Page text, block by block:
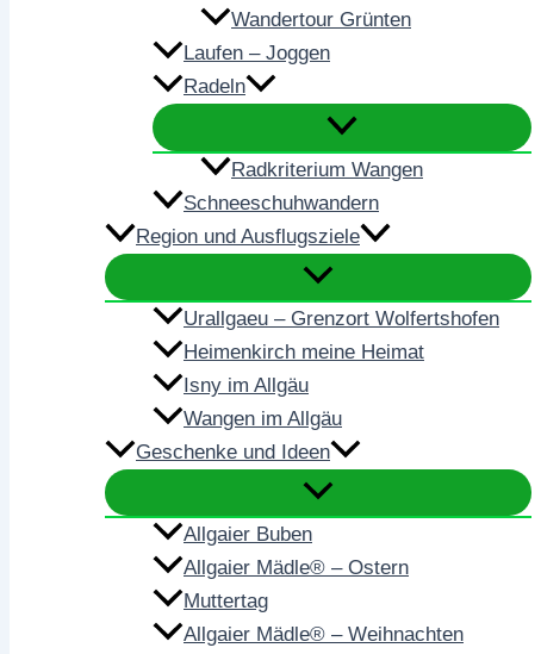
Wandertour Grünten
Laufen – Joggen
Radeln
Radkriterium Wangen
Schneeschuhwandern
Region und Ausflugsziele
Urallgaeu – Grenzort Wolfertshofen
Heimenkirch meine Heimat
Isny im Allgäu
Wangen im Allgäu
Geschenke und Ideen
Allgaier Buben
Allgaier Mädle® – Ostern
Muttertag
Allgaier Mädle® – Weihnachten